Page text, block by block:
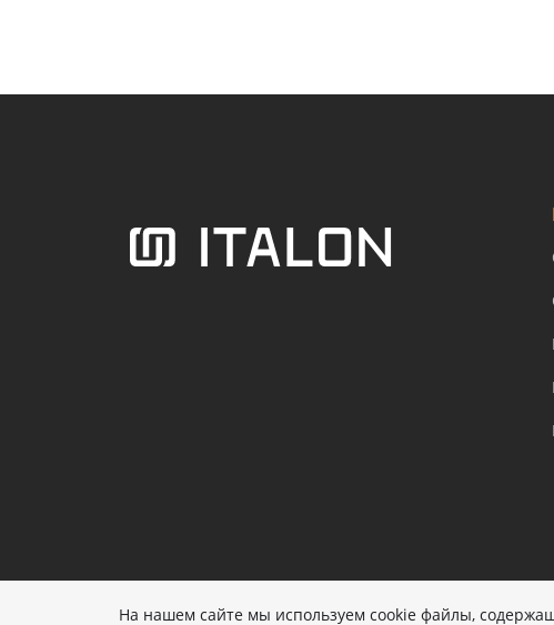
На нашем сайте мы используем cookie файлы,